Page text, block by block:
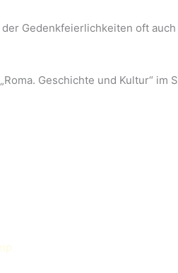
Gedenkfeierlichkeiten oft
Geschichte und Kultur“